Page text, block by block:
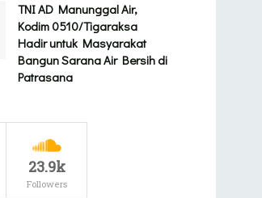
TNI AD Manunggal Air,
Kodim 0510/Tigaraksa
Hadir untuk Masyarakat
Bangun Sarana Air Bersih di
Patrasana
23.9k
Followers